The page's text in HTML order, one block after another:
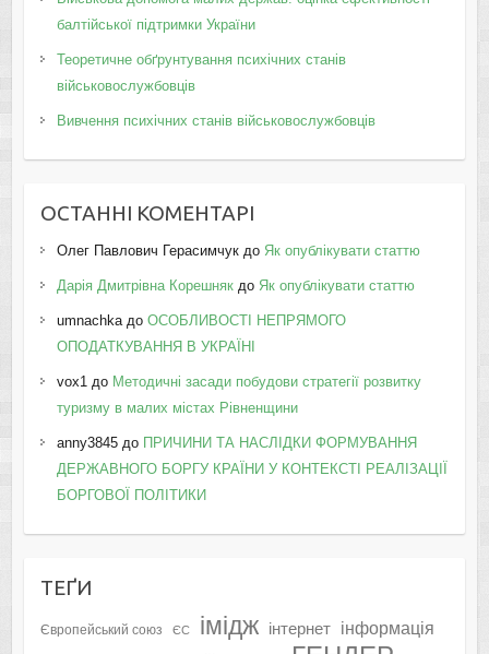
балтійської підтримки України
Теоретичне обґрунтування психічних станів
військовослужбовців
Вивчення психічних станів військовослужбовців
ОСТАННІ КОМЕНТАРІ
Олег Павлович Герасимчукдо Як опублікувати статтю
Дарія Дмитрівна Корешнякдо Як опублікувати статтю
umnachkaдо ОСОБЛИВОСТІ НЕПРЯМОГО
ОПОДАТКУВАННЯ В УКРАЇНІ
vox1до Методичні засади побудови стратегії розвитку
туризму в малих містах Рівненщини
anny3845до ПРИЧИНИ ТА НАСЛІДКИ ФОРМУВАННЯ
ДЕРЖАВНОГО БОРГУ КРАЇНИ У КОНТЕКСТІ РЕАЛІЗАЦІЇ
БОРГОВОЇ ПОЛІТИКИ
ТЕҐИ
Європейський союз ЄС імідж інтернет інформація